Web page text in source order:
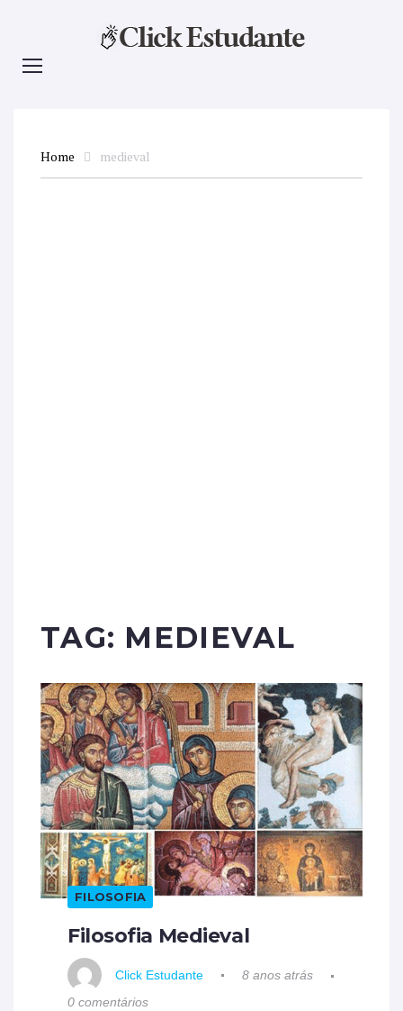
Home medieval
TAG: MEDIEVAL
FILOSOFIA
Filosofia Medieval
Click Estudante
8 anos atrás
0 comentários